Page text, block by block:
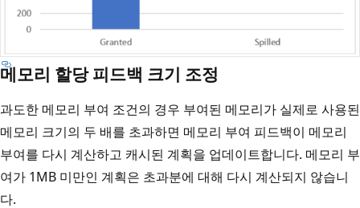
메모리 할당 피드백 크기 조정
과도한 메모리 부여 조건의 경우 부여된 메모리가 실제로 사용된
메모리 크기의 두 배를 초과하면 메모리 부여 피드백이 메모리
부여를 다시 계산하고 캐시된 계획을 업데이트합니다. 메모리 부
여가 1MB 미만인 계획은 초과분에 대해 다시 계산되지 않습니
다.